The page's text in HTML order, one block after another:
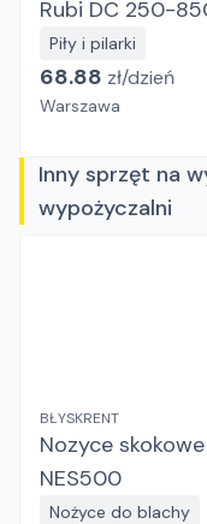
Rubi DC 250-
Piły i pilarki
68.88 zł/dzień
Warszawa
Inny sprzęt na
wypożyczalni
BŁYSKRENT
Nozyce
NES500
Nożyce do blachy